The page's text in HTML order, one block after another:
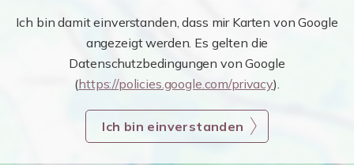
Ich bin damit einverstanden, dass mir Karten von Google
angezeigt werden. Es gelten die
Datenschutzbedingungen von Google
(https://policies.google.com/privacy).
Ich bin einverstanden